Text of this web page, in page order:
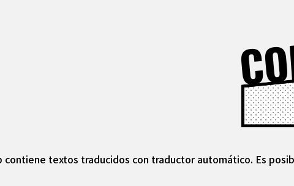
contiene textos traducidos con traductor automático. Es